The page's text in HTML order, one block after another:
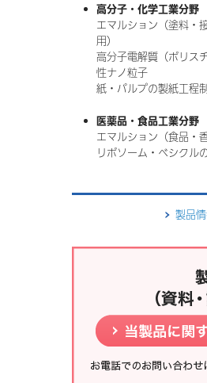
高分子・化学工業分野
エマルション（塗料・
用）
高分子電解質（ポリス
性ナノ粒子
紙・パルプの製紙工程
医薬品・食品工業分野
エマルション（食品・
リポソーム・ベシクル
製品